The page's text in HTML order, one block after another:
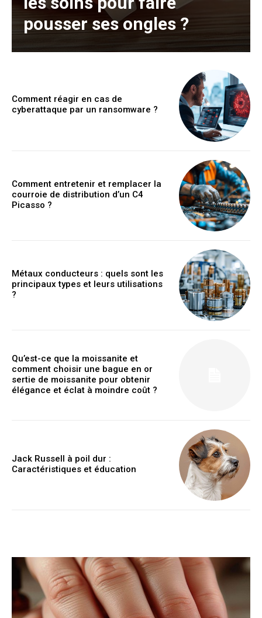
pousser ses ongles ?
Comment réagir en cas de
cyberattaque par un ransomware ?
Comment entretenir et remplacer la
courroie de distribution d’un C4
Picasso ?
Métaux conducteurs : quels sont les
principaux types et leurs utilisations
?
Qu’est-ce que la moissanite et
comment choisir une bague en or
sertie de moissanite pour obtenir
élégance et éclat à moindre coût ?
Jack Russell à poil dur :
Caractéristiques et éducation